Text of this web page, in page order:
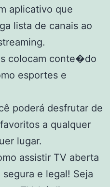
aplicativo que
lista de canais ao
colocam conte�do
esportes e
poderá desfrutar de
a qualquer
lugar.
assistir TV aberta
e legal! Seja